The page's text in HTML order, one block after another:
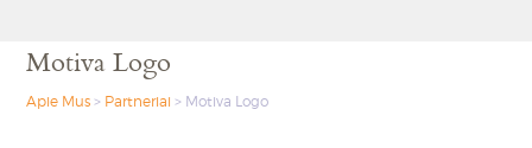
Motiva Logo
Apie Mus > Partneriai > Motiva Logo